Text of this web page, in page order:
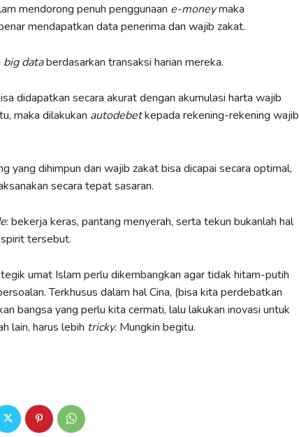
mendorong penuh penggunaan e-moneymaka
mendapatkan data penerima dan wajib zakat.
big databerdasarkan transaksi harian mereka.
didapatkan secara akurat dengan akumulasi harta wajib
maka dilakukan autodebetkepada rekening-rekening wajib
yang dihimpun dari wajib zakat bisa dicapai secara optimal,
secara tepat sasaran.
: bekerja keras, pantang menyerah, serta tekun bukanlah hal
tersebut.
umat Islam perlu dikembangkan agar tidak hitam-putih
Terkhusus dalam hal Cina, (bisa kita perdebatkan
bangsa yang perlu kita cermati, lalu lakukan inovasi untuk
lain, harus lebih tricky. Mungkin begitu.